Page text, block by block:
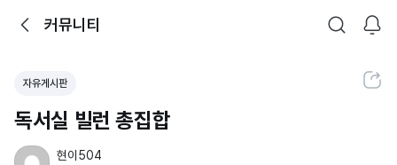
뒤로가기커뮤니티
커뮤니티
검색
알림
공유하기
자유게시판
독서실 빌런 총집합
현이504